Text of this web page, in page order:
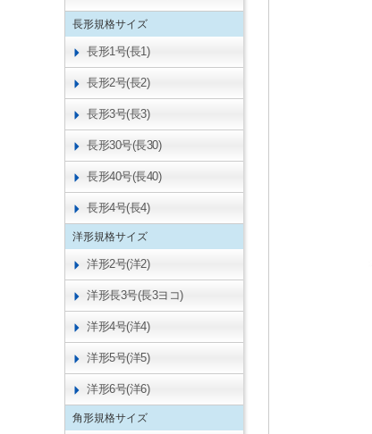
長形規格サイズ
長形1号(長1)
長形2号(長2)
長形3号(長3)
長形30号(長30)
長形40号(長40)
長形4号(長4)
洋形規格サイズ
洋形2号(洋2)
洋形長3号(長3ヨコ)
洋形4号(洋4)
洋形5号(洋5)
洋形6号(洋6)
角形規格サイズ